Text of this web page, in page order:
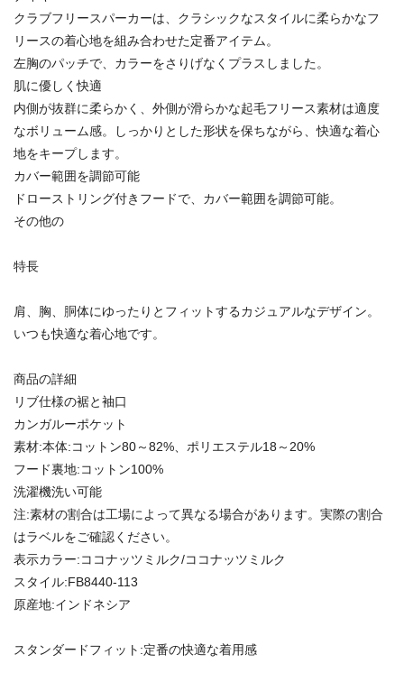
クラブフリースパーカーは、クラシックなスタイルに柔らかなフ
リースの着心地を組み合わせた定番アイテム。
左胸のパッチで、カラーをさりげなくプラスしました。
肌に優しく快適
内側が抜群に柔らかく、外側が滑らかな起毛フリース素材は適度
なボリューム感。しっかりとした形状を保ちながら、快適な着心
地をキープします。
カバー範囲を調節可能
ドローストリング付きフードで、カバー範囲を調節可能。
その他の
特長
肩、胸、胴体にゆったりとフィットするカジュアルなデザイン。
いつも快適な着心地です。
商品の詳細
リブ仕様の裾と袖口
カンガルーポケット
素材:本体:コットン80～82%、ポリエステル18～20%
フード裏地:コットン100%
洗濯機洗い可能
注:素材の割合は工場によって異なる場合があります。実際の割合
はラベルをご確認ください。
表示カラー:ココナッツミルク/ココナッツミルク
スタイル:FB8440-113
原産地:インドネシア
スタンダードフィット:定番の快適な着用感